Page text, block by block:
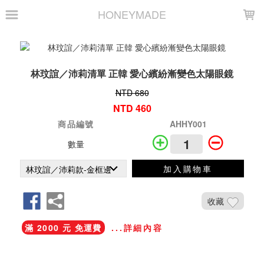
HONEYMADE
林玟誼／沛莉清單 正韓 愛心繽紛漸變色太陽眼鏡
NTD 680
NTD 460
商品編號
AHHY001
數量
加入購物車
收藏
滿 2000 元 免運費 ...詳細內容